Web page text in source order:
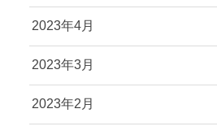
2023年4月
2023年3月
2023年2月